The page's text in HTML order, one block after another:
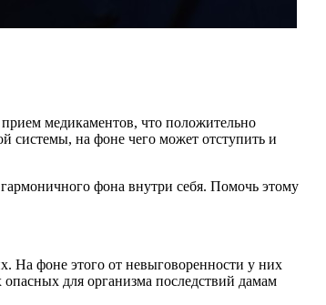
медикаментов, что положительно
системы, на фоне чего может отступить и
гармоничного фона внутри себя. Помочь этому
На фоне этого от невыговоренности у них
для организма последствий дамам